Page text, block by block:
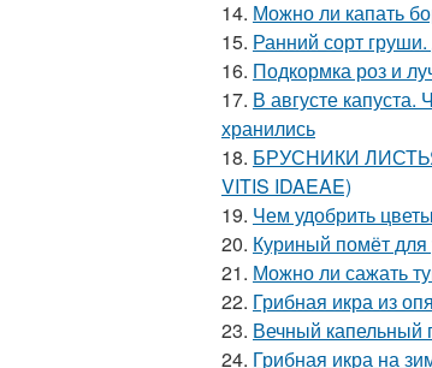
14. Можно ли капать
15. Ранний сорт
16. Подкормка роз и
17. В августе
хранились
18. БРУСНИКИ ЛИСТЬЯ
VITIS IDAEAE)
19. Чем удобрить
20. Куриный помёт
21. Можно ли сажать
22. Грибная икра из
23. Вечный капельный
24. Грибная икра на